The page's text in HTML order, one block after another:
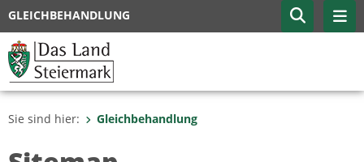
GLEICHBEHANDLUNG
Sie sind hier: Gleichbehandlung